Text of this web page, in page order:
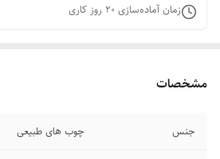
زمان آماده‌سازی 20 روز کاری
مشخصات
جنس چوب‌ های طبیعی